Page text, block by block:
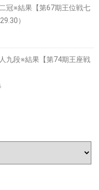
冠※結果【第67期王位戦七
）
九段※結果【第74期王座戦